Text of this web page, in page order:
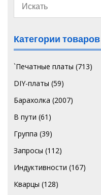
Категории товаров
`Печатные платы (713)
DIY-платы (59)
Барахолка (2007)
В пути (61)
Группа (39)
Запросы (112)
Индуктивности (167)
Кварцы (128)